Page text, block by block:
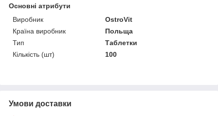
Основні атрибути
Виробник
OstroVit
Країна виробник
Польща
Тип
Таблетки
Кількість (шт)
100
Умови доставки